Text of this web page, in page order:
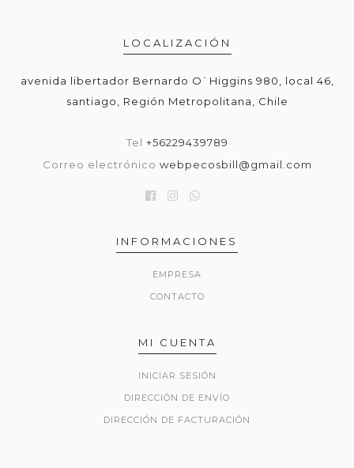
LOCALIZACIÓN
avenida libertador Bernardo O`Higgins 980, local 46,
santiago, Región Metropolitana, Chile
Tel +56229439789
Correo electrónico webpecosbill@gmail.com
INFORMACIONES
EMPRESA
CONTACTO
MI CUENTA
INICIAR SESIÓN
DIRECCIÓN DE ENVÍO
DIRECCIÓN DE FACTURACIÓN